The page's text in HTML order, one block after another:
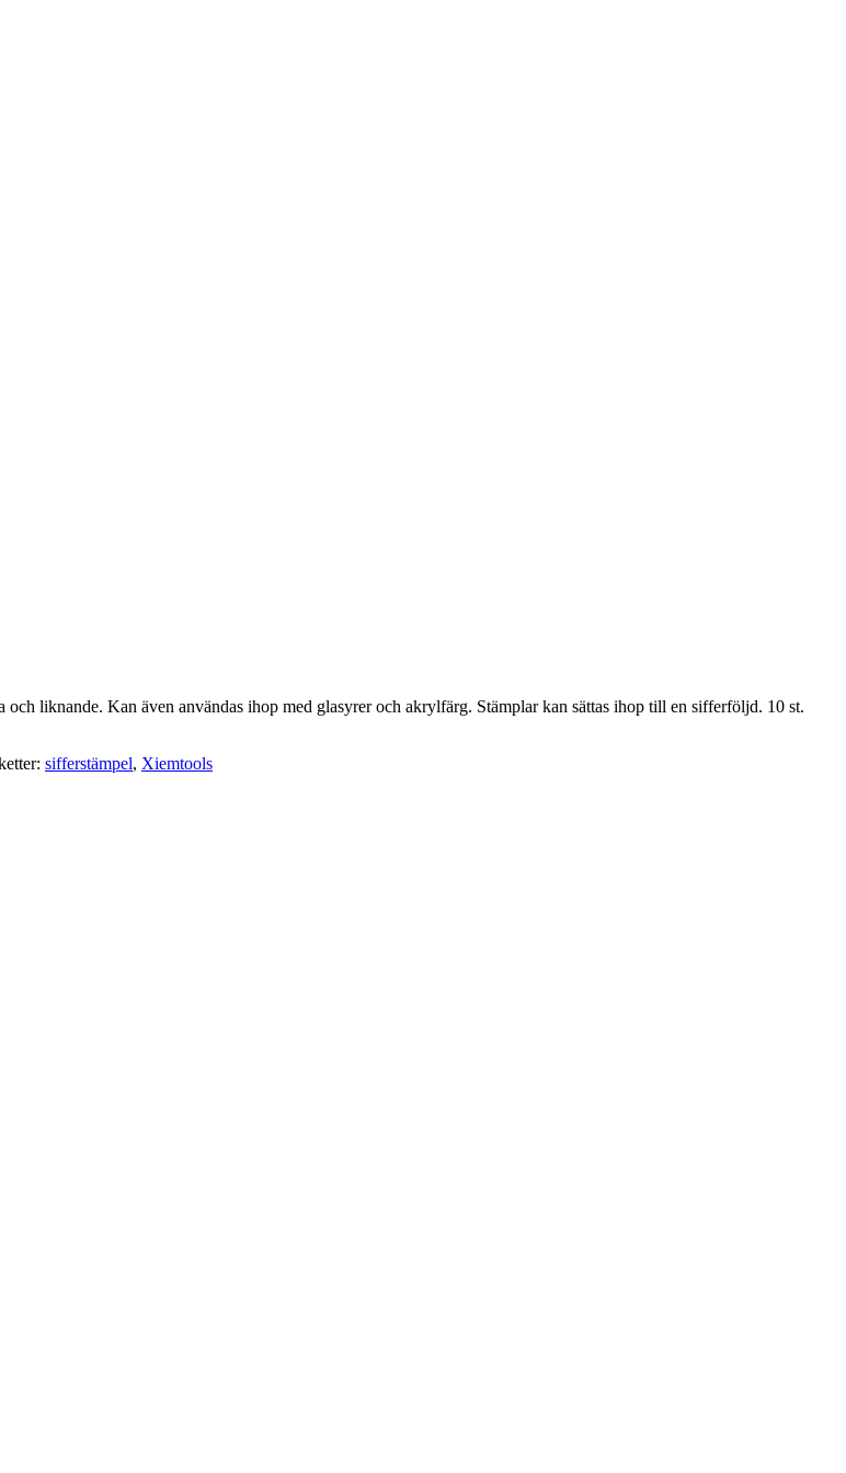
liknande. Kan även användas ihop med glasyrer och akrylfärg. Stämplar kan sättas ihop till en sifferföljd. 10 st.
sifferstämpel, Xiemtools